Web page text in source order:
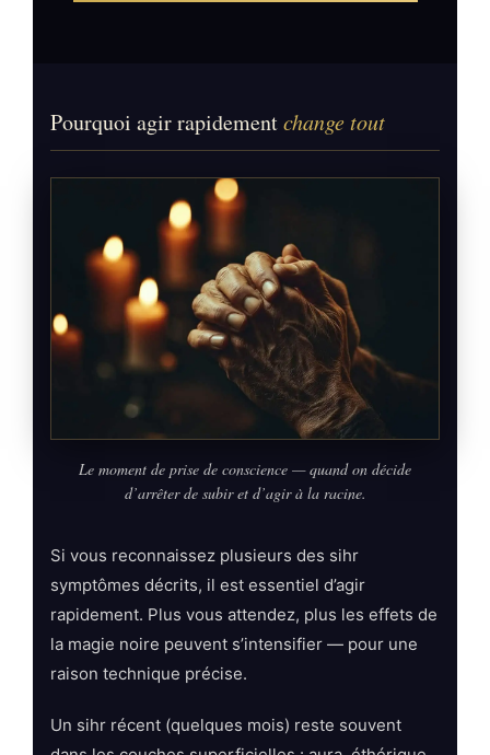
Pourquoi agir rapidementchange tout
Le moment de prise de conscience — quand on décide
d’arrêter de subir et d’agir à la racine.
Si vous reconnaissez plusieurs des sihr
symptômes décrits, il est essentiel d’agir
rapidement. Plus vous attendez, plus les effets de
la magie noire peuvent s’intensifier — pour une
raison technique précise.
Un sihr récent (quelques mois) reste souvent